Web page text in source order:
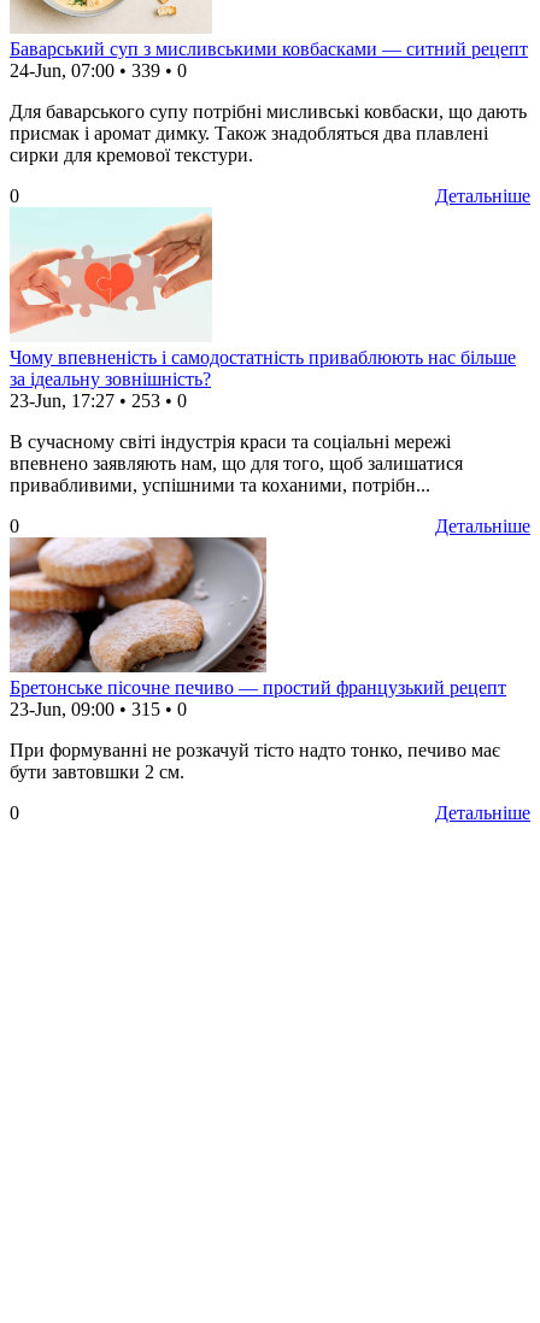
Баварський суп з мисливськими ковбасками — ситний рецепт
24-Jun, 07:00 • 339 • 0
Для баварського супу потрібні мисливські ковбаски, що дають
присмак і аромат димку. Також знадобляться два плавлені
сирки для кремової текстури.
Детальніше
0
Чому впевненість і самодостатність приваблюють нас більше
за ідеальну зовнішність?
23-Jun, 17:27 • 253 • 0
В сучасному світі індустрія краси та соціальні мережі
впевнено заявляють нам, що для того, щоб залишатися
привабливими, успішними та коханими, потрібн...
Детальніше
0
Бретонське пісочне печиво — простий французький рецепт
23-Jun, 09:00 • 315 • 0
При формуванні не розкачуй тісто надто тонко, печиво має
бути завтовшки 2 см.
Детальніше
0